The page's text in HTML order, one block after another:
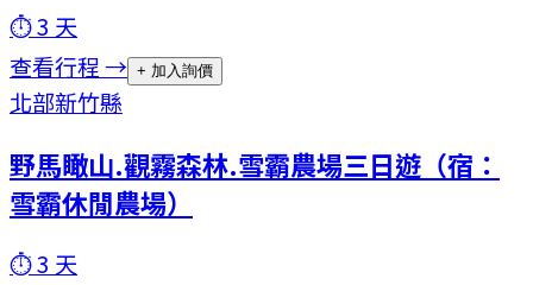
⏱3 天
查看行程 → + 加入詢價
北部新竹縣
野馬瞰山.觀霧森林.雪霸農場三日遊（宿：
雪霸休閒農場）
⏱3 天